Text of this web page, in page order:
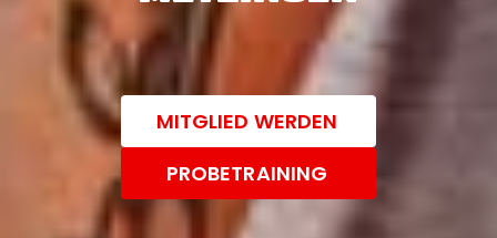
MITGLIED WERDEN
PROBETRAINING